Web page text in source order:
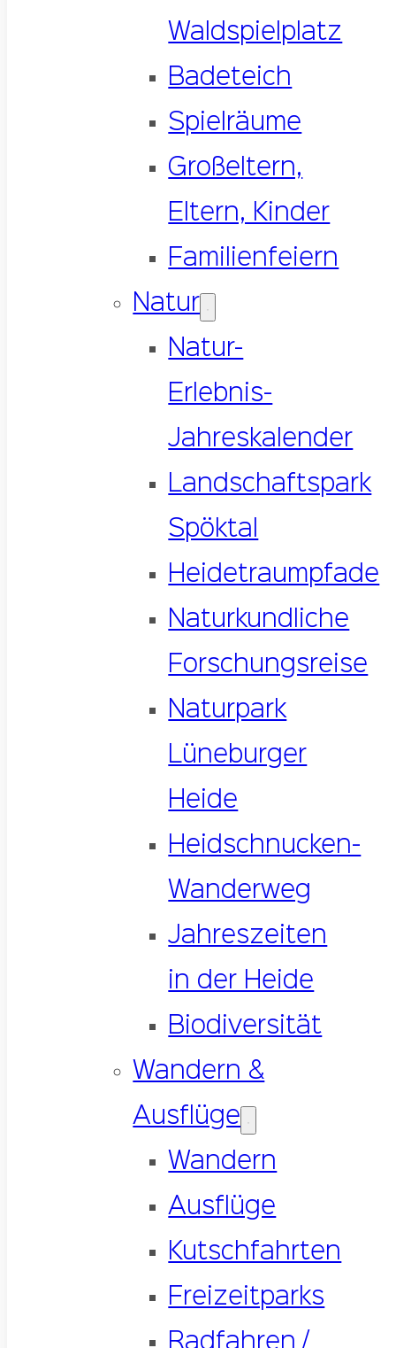
Waldspielplatz
Badeteich
Spielräume
Großeltern,
Eltern, Kinder
Familienfeiern
Natur
Natur-
Erlebnis-
Jahreskalender
Landschaftspark
Spöktal
Heidetraumpfade
Naturkundliche
Forschungsreise
Naturpark
Lüneburger
Heide
Heidschnucken-
Wanderweg
Jahreszeiten
in der Heide
Biodiversität
Wandern &
Ausflüge
Wandern
Ausflüge
Kutschfahrten
Freizeitparks
Radfahren /